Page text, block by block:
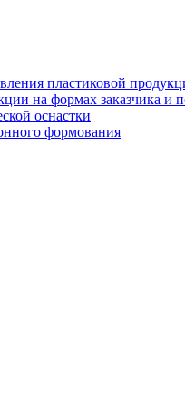
пластиковой
на формах заказчика и
оснастки
формования